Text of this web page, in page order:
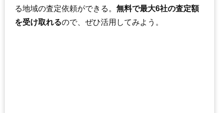
る地域の査定依頼ができる。 無料で最大6社の査定額
を受け取れるので、ぜひ活用してみよう。